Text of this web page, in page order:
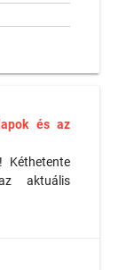
és az
Kéthetente
aktuális